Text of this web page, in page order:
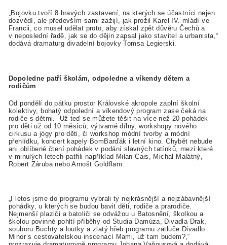
„Bojovku tvoří 8 hravých zastavení, na kterých se účastníci nejen
dozvědí, ale především sami zažijí, jak prožil Karel IV. mládí ve
Francii, co musel udělat proto, aby získal zpět důvěru Čechů a
v neposlední řadě, jak se do dějin zapsal jako stavitel a urbanista,“
dodává dramaturg divadelní bojovky Tomsa Legierski.
Dopoledne patří školám, odpoledne a víkendy dětem a
rodičům
Od pondělí do pátku prostor Královské akropole zaplní školní
kolektivy, bohatý odpolední a víkendový program zase čeká na
rodiče s dětmi. Už teď se můžete těšit na více než 20 pohádek
pro děti už od 10 měsíců, výtvarné dílny, workshopy nového
cirkusu a jógy pro děti, či workshop módní tvorby a módní
přehlídku, koncert kapely BomBarďák i letní kino. Chybět nebude
ani oblíbené čtení pohádek v podání slavných tatínků, mezi které
v minulých letech patřili například Milan Cais, Michal Malátný,
Robert Záruba nebo Arnošt Goldflam.
„I letos jsme do programu vybrali ty nejkrásnější a nejzábavnější
pohádky, u kterých se budou bavit děti, rodiče a prarodiče.
Nejmenší plaziči a batoliči se odvážou u Batosnění, školkou a
školou povinné pohltí příběhy od Studia Damúza, Divadla Drak,
souboru Buchty a loutky a zlatý hřeb programu zatluče Divadlo
Minor s cestovatelskou inscenací Mami, už tam budem?,“